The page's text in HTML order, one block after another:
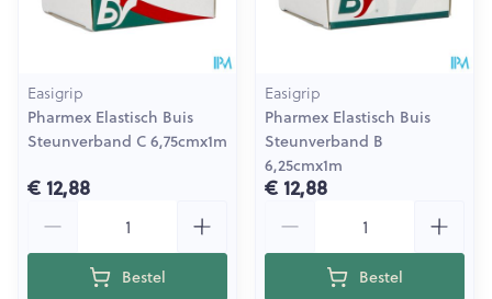
Easigrip
Pharmex Elastisch Buis
Steunverband C 6,75cmx1m
€ 12,88
Bestel
Easigrip
Pharmex Elastisch Buis
Steunverband B
6,25cmx1m
€ 12,88
Bestel